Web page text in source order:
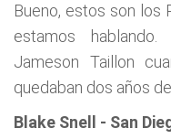
Bueno, estos son los
estamos
Jameson Taillon
quedaban dos años
Blake Snell - San